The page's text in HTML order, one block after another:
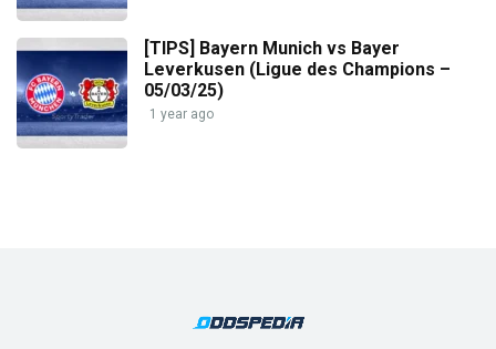
[TIPS] Bayern Munich vs Bayer
Leverkusen (Ligue des Champions –
05/03/25)
1 year ago